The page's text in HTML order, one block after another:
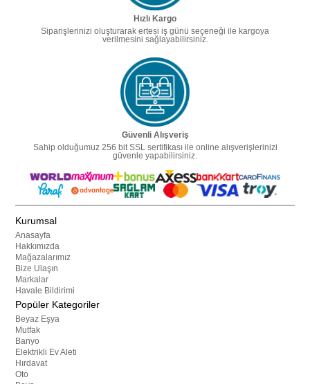
Hızlı Kargo
Siparişlerinizi oluşturarak ertesi iş günü seçeneği ile kargoya
verilmesini sağlayabilirsiniz.
Güvenli Alışveriş
Sahip olduğumuz 256 bit SSL sertifikası ile online alışverişlerinizi
güvenle yapabilirsiniz.
Kurumsal
Anasayfa
Hakkımızda
Mağazalarımız
Bize Ulaşın
Markalar
Havale Bildirimi
Popüler Kategoriler
Beyaz Eşya
Mutfak
Banyo
Elektrikli Ev Aleti
Hırdavat
Oto